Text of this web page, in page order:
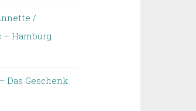
/
– Hamburg
Das Geschenk